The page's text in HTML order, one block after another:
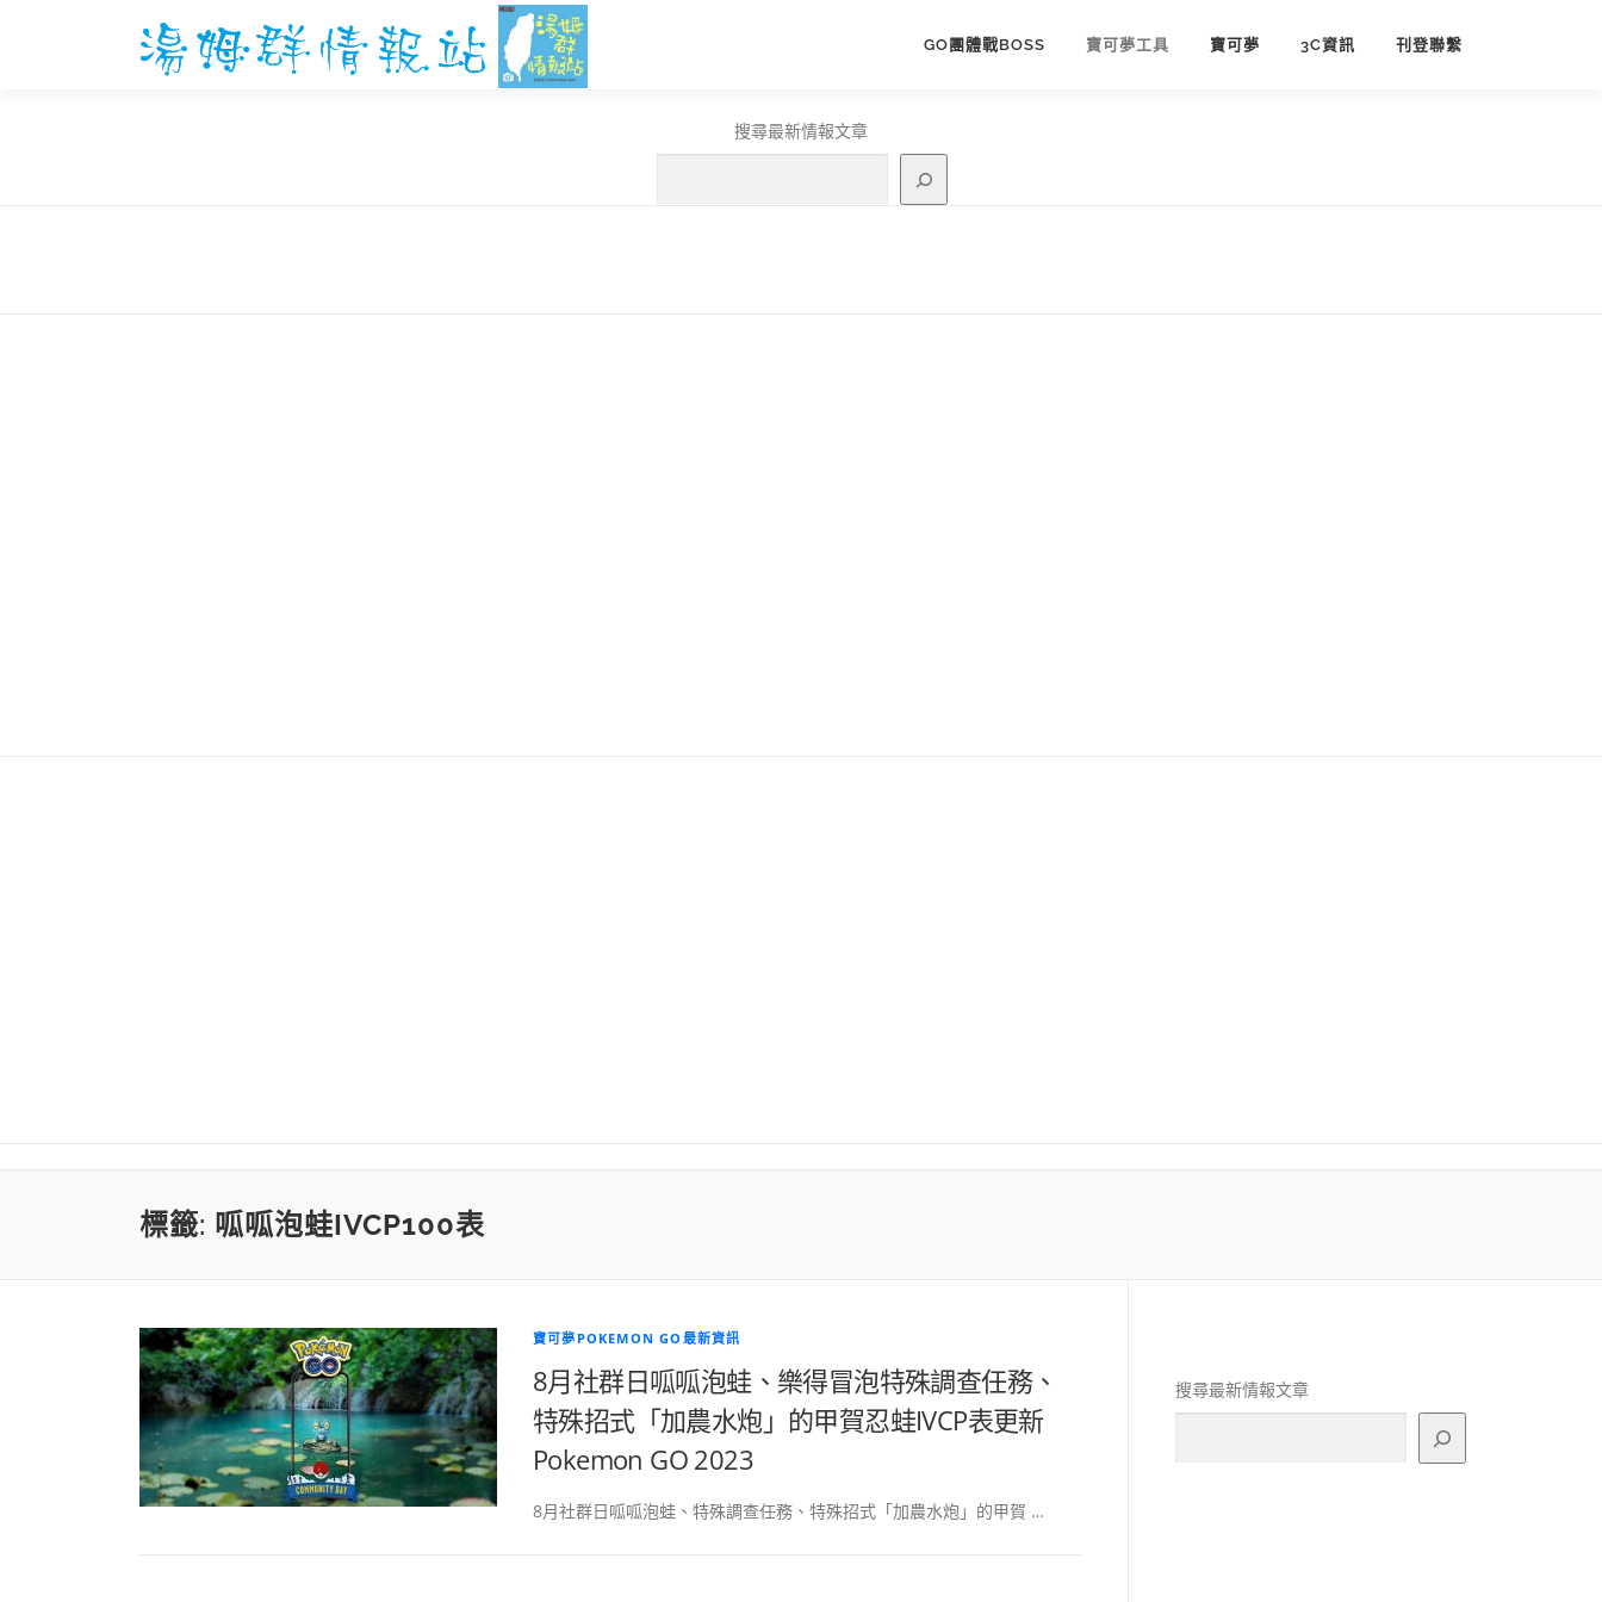
GO團體戰BOSS 寶可夢工具 寶可夢 3C資訊 刊登聯繫
搜尋最新情報文章
標籤: 呱呱泡蛙IVCP100表
寶可夢POKEMON GO最新資訊
8月社群日呱呱泡蛙、樂得冒泡特殊調查任務、
特殊招式「加農水炮」的甲賀忍蛙IVCP表更新
Pokemon GO 2023
8月社群日呱呱泡蛙、特殊調查任務、特殊招式「加農水炮」的甲賀 …
搜尋最新情報文章